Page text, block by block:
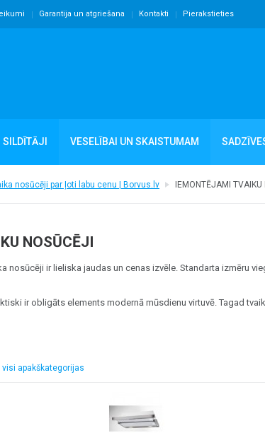
Garantija un atgriešana Kontakti Pierakstieties
VESELĪBAI UN SKAISTUMAM
nosūcēji par ļoti labu cenu | Borvus.lv IEMONTĒJAMI TVAIKU
NOSŪCĒJI
nosūcēji ir lieliska jaudas un cenas izvēle. Standarta izmēru
ir obligāts elements modernā mūsdienu virtuvē. Tagad
visi apakškategorijas